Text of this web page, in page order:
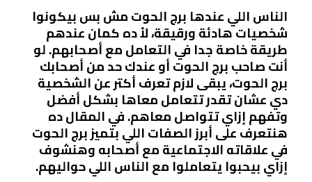
الناس اللي عندها برج الحوت مش بس بيكونوا
شخصيات هادئة ورقيقة، لأ ده كمان عندهم
طريقة خاصة جدا في التعامل مع أصحابهم. لو
أنت صاحب برج الحوت أو عندك حد من أصحابك
برج الحوت، يبقى لازم تعرف أكتر عن الشخصية
دي عشان تقدر تتعامل معاها بشكل أفضل
وتفهم إزاي تتواصل معاهم. في المقال ده
هنتعرف على أبرز الصفات اللي بتميز برج الحوت
في علاقاته الاجتماعية مع أصحابه وهنشوف
إزاي بيحبوا يتعاملوا مع الناس اللي حواليهم.